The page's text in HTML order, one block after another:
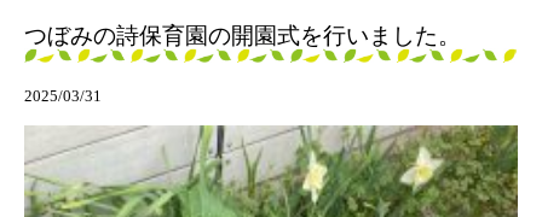
つぼみの詩保育園の開園式を行いました。
2025/03/31